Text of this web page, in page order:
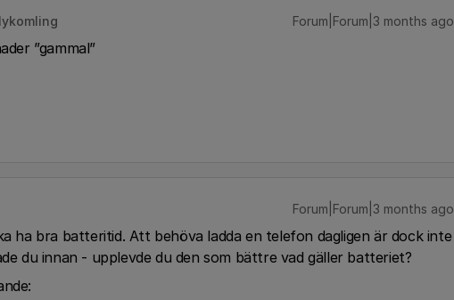
Forum|Forum|3 months ago
”gammal”
Forum|Forum|3 months ago
ha bra batteritid. Att behöva ladda en telefon dagligen är dock inte
du innan - upplevde du den som bättre vad gäller batteriet?